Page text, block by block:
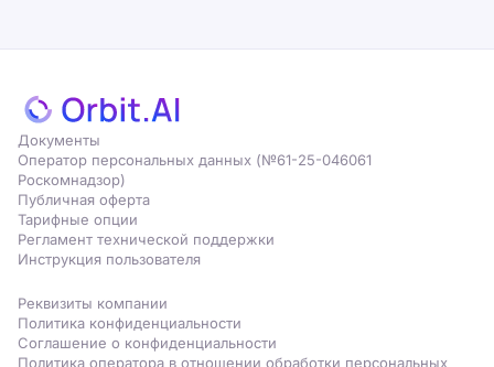
Документы
Оператор персональных данных (№61-25-046061
Роскомнадзор)
Публичная оферта
Тарифные опции
Регламент технической поддержки
Инструкция пользователя
Реквизиты компании
Политика конфиденциальности
Соглашение о конфиденциальности
Политика оператора в отношении обработки персональных